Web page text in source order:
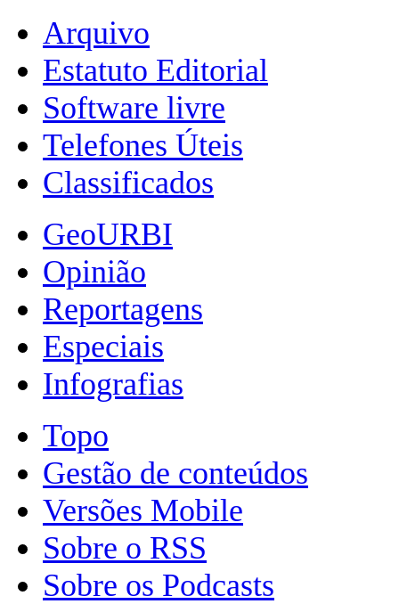
Arquivo
Estatuto Editorial
Software livre
Telefones Úteis
Classificados
GeoURBI
Opinião
Reportagens
Especiais
Infografias
Topo
Gestão de conteúdos
Versões Mobile
Sobre o RSS
Sobre os Podcasts